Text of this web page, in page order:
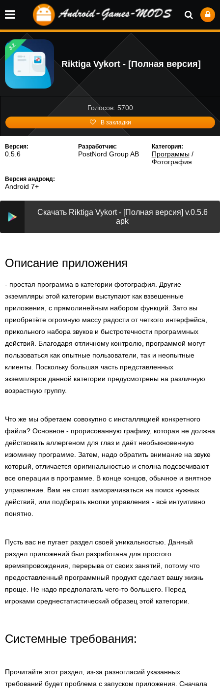
3.2
Riktiga Vykort - [Полная версия]
Голосов: 5700
В закладки
Версия:
0.5.6
Разработчик:
PostNord Group AB
Категория:
Программы/
Фотография
Версия андроид:
Android 7+
Скачать Riktiga Vykort - [Полная версия] v.0.5.6
apk
Описание приложения
- простая программа в категории фотография. Другие
экземпляры этой категории выступают как взвешенные
приложения, с прямолинейным набором функций. Зато вы
приобретёте огромную массу радости от четкого интерфейса,
прикольного набора звуков и быстротечности программных
действий. Благодаря отличному контролю, программой могут
пользоваться как опытные пользователи, так и неопытные
клиенты. Поскольку большая часть представленных
экземпляров данной категории предусмотрены на различную
возрастную группу.
Что же мы обретаем совокупно с инсталляцией конкретного
файла? Основное - прорисованную графику, которая не должна
действовать аллергеном для глаз и даёт необыкновенную
изюминку программе. Затем, надо обратить внимание на звуке
который, отличается оригинальностью и сполна подсвечивают
все операции в программе. В конце концов, обычное и внятное
управление. Вам не стоит заморачиваться на поиск нужных
действий, или подбирать кнопки управления - всё интуитивно
понятно.
Пусть вас не пугает раздел своей уникальностью. Данный
раздел приложений был разработана для простого
времяпровождения, перерыва от своих занятий, потому что
предоставленный программный продукт сделает вашу жизнь
проще. Не надо предполагать чего-то большего. Перед
игроками среднестатистический образец этой категории.
Системные требования:
Прочитайте этот раздел, из-за разногласий указанных
требований будет проблема с запуском приложения. Сначала